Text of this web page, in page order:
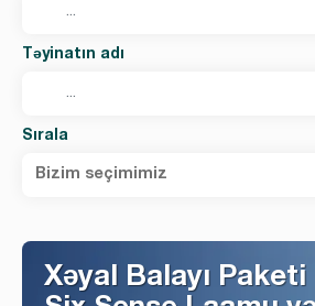
Təyinatın adı
Sırala
Bizim seçimimiz
Xəyal Balayı